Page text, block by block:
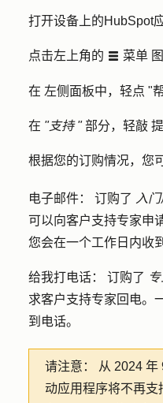
打开设备上的HubSpot
点击左上角的 listView 菜单
在 左侧面板中，轻点 "
在 "支持 "部分，轻敲
根据您的订购情况，您
电子邮件： 订购了 入
可以向客户支持专家申
您会在一个工作日内收
给我打电话： 订购了
求客户支持专家回电。
到电话。
请注意：
从 2024 年
动应用程序将不再支